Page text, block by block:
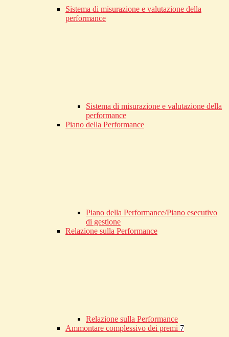
Sistema di misurazione e valutazione della
performance
Sistema di misurazione e valutazione della
performance
Piano della Performance
Piano della Performance/Piano esecutivo
di gestione
Relazione sulla Performance
Relazione sulla Performance
Ammontare complessivo dei premi 7